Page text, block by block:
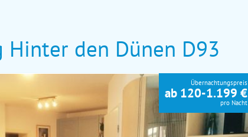
Hinter den Dünen D93
Übernachtungspreis
ab 120-1.199 €
pro Nacht